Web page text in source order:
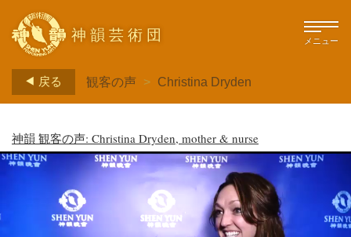
神韻芸術団 メニュー
戻る 観客の声 > Christina Dryden
神韻 観客の声: Christina Dryden, mother & nurse